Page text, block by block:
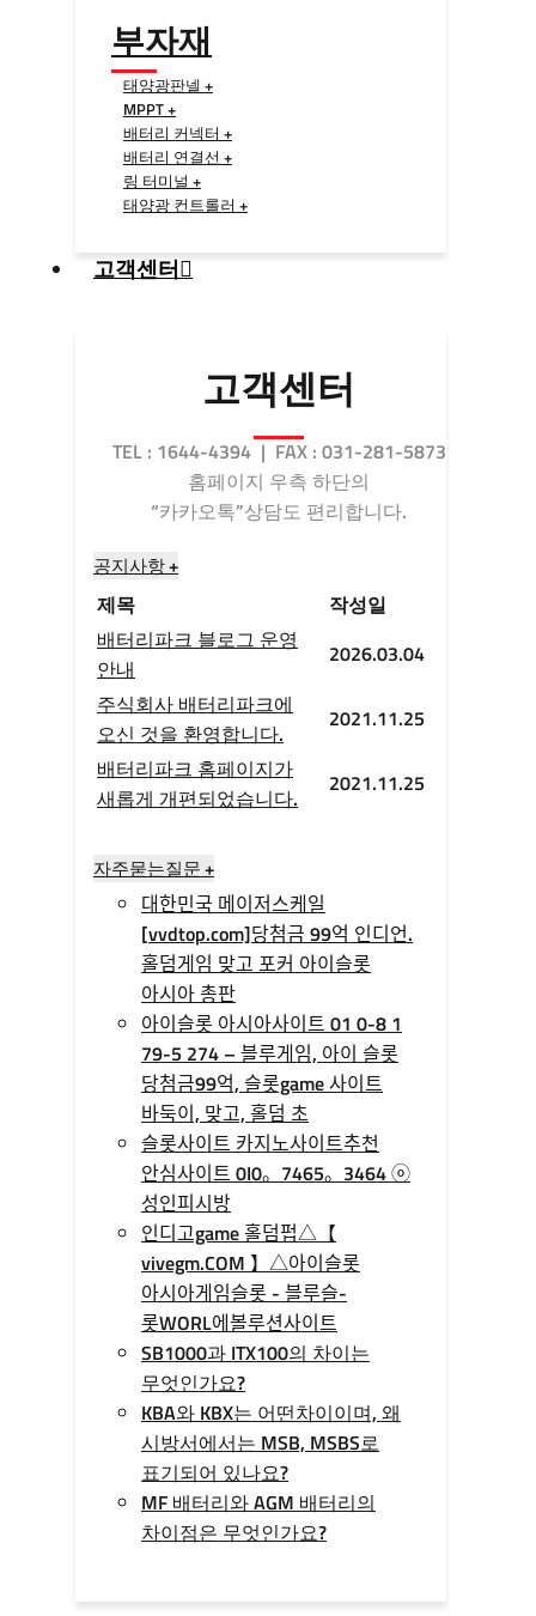
부자재
태양광판넬 +
MPPT +
배터리 커넥터 +
배터리 연결선 +
링 터미널 +
태양광 컨트롤러 +
고객센터
고객센터
TEL : 1644-4394 | FAX : 031-281-5873
홈페이지 우측 하단의
“카카오톡”상담도 편리합니다.
공지사항 +
제목
작성일
배터리파크 블로그 운영
안내
2026.03.04
주식회사 배터리파크에
오신 것을 환영합니다.
2021.11.25
배터리파크 홈페이지가
새롭게 개편되었습니다.
2021.11.25
자주묻는질문 +
대한민국 메이저스케일
[vvdtop.com]당첨금 99억 인디언.
홀덤게임 맞고 포커 아이슬롯
아시아 총판
아이슬롯 아시아사이트 01 0-8 1
79-5 274 – 블루게임, 아이 슬롯
당첨금99억, 슬롯game 사이트
바둑이, 맞고, 홀덤 초
슬롯사이트 카지노사이트추천
안심사이트 0I0。7465。3464 ⓞ
성인피시방
인디­고game 홀­덤펍△【
vivegm.COM 】△아이슬롯
아시아게임슬­롯 - 블루슬­
롯WORL에볼루션사이트
SB1000과 ITX100의 차이는
무엇인가요?
KBA와 KBX는 어떤차이이며, 왜
시방서에서는 MSB, MSBS로
표기되어 있나요?
MF 배터리와 AGM 배터리의
차이점은 무엇인가요?